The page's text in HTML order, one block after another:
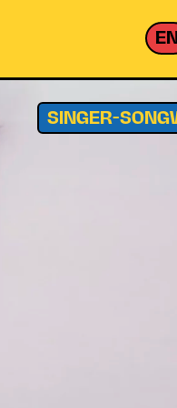
SINGER-